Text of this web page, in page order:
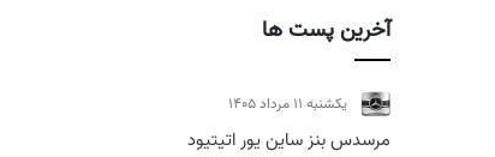
آخرین پست ها
يكشنبه 11 مرداد 1405
مرسدس بنز ساین یور اتیتیود